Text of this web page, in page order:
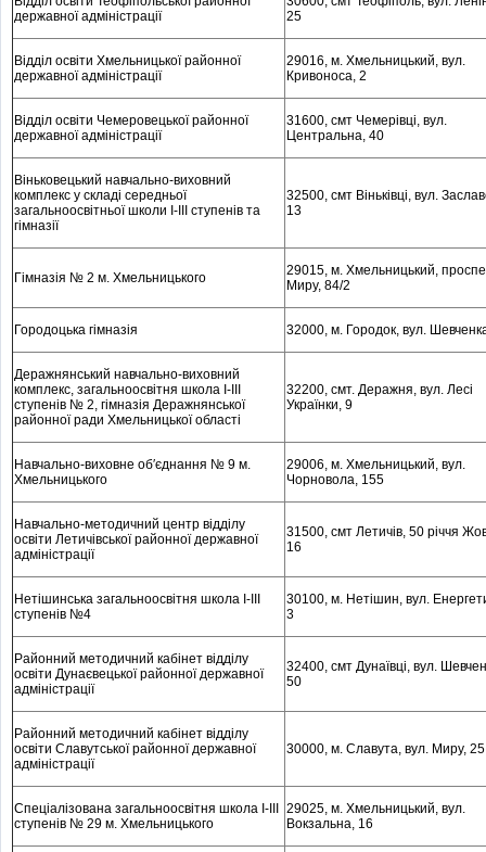
державної адміністрації
25
Відділ освіти Хмельницької районної
державної адміністрації
29016, м. Хмельницький, вул.
Кривоноса, 2
Відділ освіти Чемеровецької районної
державної адміністрації
31600, смт Чемерівці, вул.
Центральна, 40
Віньковецький навчально-виховний
комплекс у складі середньої
загальноосвітньої школи I-III ступенів та
гімназії
32500, смт Віньківці, вул.
13
Гімназія № 2 м. Хмельницького 29015, м. Хмельницький,
Миру, 84/2
Городоцька гімназія 32000, м. Городок, вул.
Деражнянський навчально-виховний
комплекс, загальноосвітня школа I-III
ступенів № 2, гімназія Деражнянської
районної ради Хмельницької області
32200, cмт. Деражня, вул. Лесі
Українки, 9
Навчально-виховне об′єднання № 9 м.
Хмельницького
29006, м. Хмельницький, вул.
Чорновола, 155
Навчально-методичний центр відділу
освіти Летичівської районної державної
адміністрації
31500, смт Летичів, 50 річчя
16
Нетішинська загальноосвітня школа I-III
ступенів №4
30100, м. Нетішин, вул.
3
Районний методичний кабінет відділу
освіти Дунаєвецької районної державної
адміністрації
32400, смт Дунаївці, вул.
50
Районний методичний кабінет відділу
освіти Славутської районної державної
адміністрації
30000, м. Славута, вул. Миру, 25
Спеціалізована загальноосвітня школа I-III
ступенів № 29 м. Хмельницького
29025, м. Хмельницький, вул.
Вокзальна, 16